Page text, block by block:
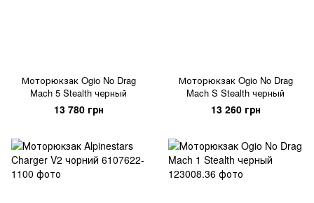
Моторюкзак Ogio No Drag
Mach 5 Stealth черный
13 780 грн
Моторюкзак Ogio No Drag
Mach S Stealth черный
13 260 грн